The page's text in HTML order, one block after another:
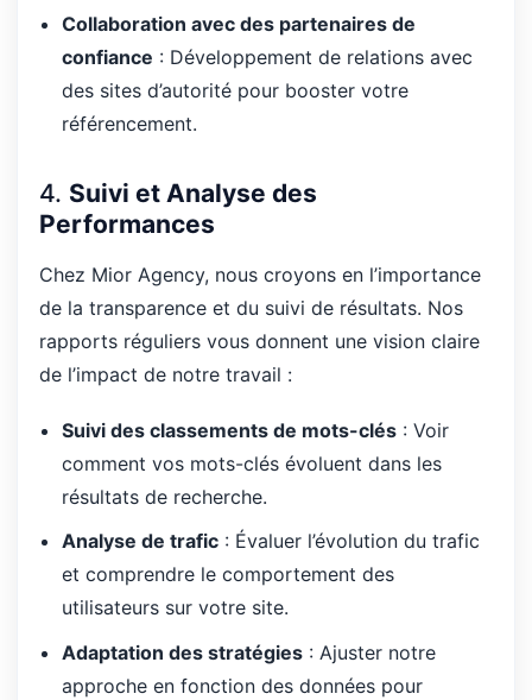
Collaboration avec des partenaires de
confiance : Développement de relations avec
des sites d’autorité pour booster votre
référencement.
4. Suivi et Analyse des
Performances
Chez Mior Agency, nous croyons en l’importance
de la transparence et du suivi de résultats. Nos
rapports réguliers vous donnent une vision claire
de l’impact de notre travail :
Suivi des classements de mots-clés : Voir
comment vos mots-clés évoluent dans les
résultats de recherche.
Analyse de trafic : Évaluer l’évolution du trafic
et comprendre le comportement des
utilisateurs sur votre site.
Adaptation des stratégies : Ajuster notre
approche en fonction des données pour